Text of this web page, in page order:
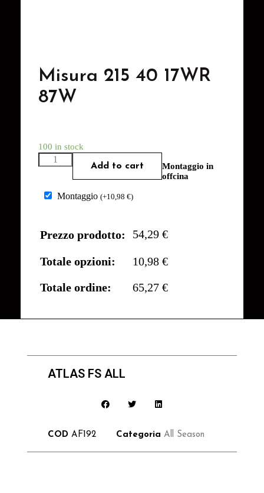
Misura 215 40 17WR
87W
100 in stock
Add to cart
Montaggio in
offcina
Montaggio (+10,98 €)
Prezzo prodotto: 54,29 €
Totale opzioni:
10,98 €
Totale ordine:
65,27 €
ATLAS FS ALL
COD AF192 Categoria All Season